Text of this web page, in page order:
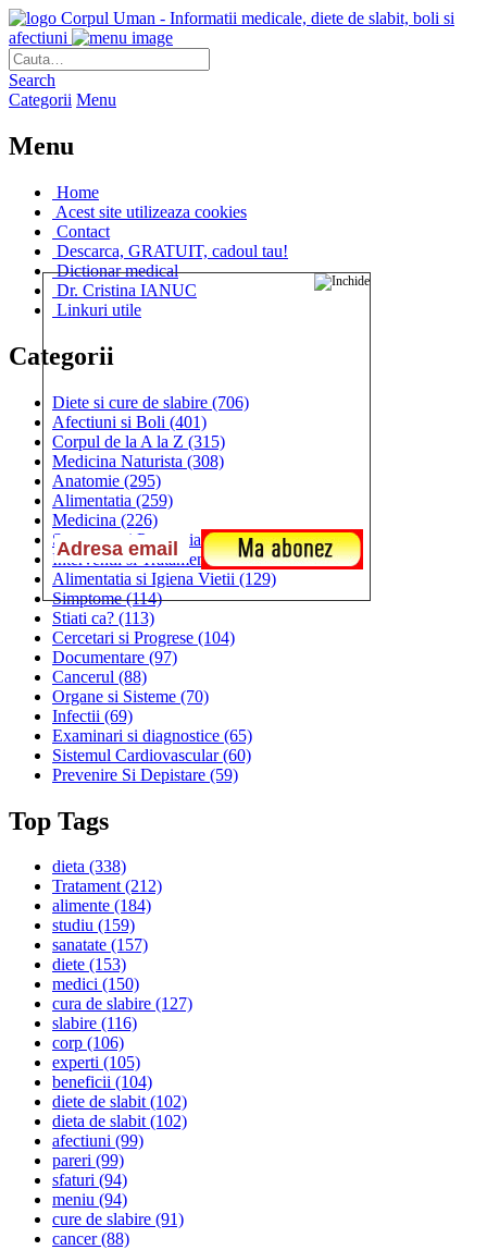
Corpul Uman - Informatii medicale, diete de slabit, boli si
afectiuni
Search
Categorii Menu
Menu
Home
Acest site utilizeaza cookies
Contact
Descarca, GRATUIT, cadoul tau!
Dictionar medical
Dr. Cristina IANUC
Linkuri utile
Categorii
Diete si cure de slabire (706)
Afectiuni si Boli (401)
Corpul de la A la Z (315)
Medicina Naturista (308)
Anatomie (295)
Alimentatia (259)
Medicina (226)
Sanatatea si Preventia(170)
Interventii si Tratamente(167)
Alimentatia si Igiena Vietii (129)
Simptome(114)
Stiati ca? (113)
Cercetari si Progrese (104)
Documentare (97)
Cancerul (88)
Organe si Sisteme (70)
Infectii (69)
Examinari si diagnostice (65)
Sistemul Cardiovascular(60)
Prevenire Si Depistare (59)
Top Tags
dieta (338)
Tratament(212)
alimente (184)
studiu (159)
sanatate (157)
diete (153)
medici (150)
cura de slabire (127)
slabire (116)
corp (106)
experti (105)
beneficii (104)
diete de slabit(102)
dieta de slabit(102)
afectiuni (99)
pareri (99)
sfaturi (94)
meniu (94)
cure de slabire (91)
cancer(88)